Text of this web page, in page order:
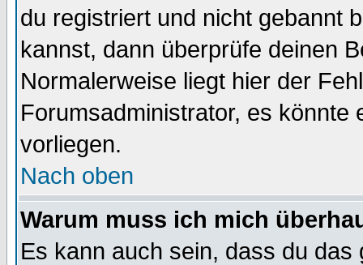
du registriert und nicht gebannt
kannst, dann überprüfe deinen
Normalerweise liegt hier der
Forumsadministrator, es könnte
vorliegen.
Nach oben
Warum muss ich mich
Es kann auch sein, dass du